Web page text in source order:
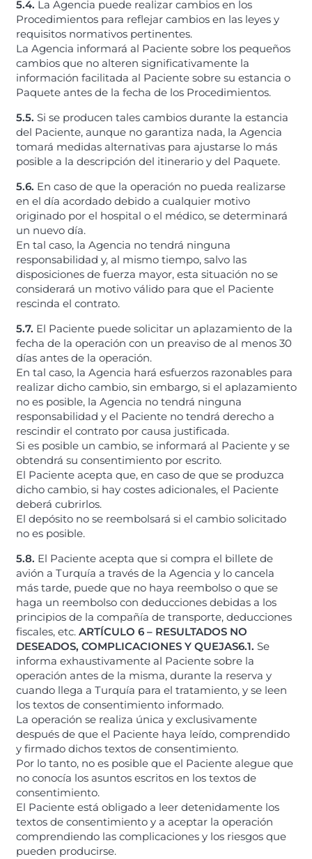
5.4. La Agencia puede realizar cambios en los
Procedimientos para reflejar cambios en las leyes y
requisitos normativos pertinentes.
La Agencia informará al Paciente sobre los pequeños
cambios que no alteren significativamente la
información facilitada al Paciente sobre su estancia o
Paquete antes de la fecha de los Procedimientos.
5.5. Si se producen tales cambios durante la estancia
del Paciente, aunque no garantiza nada, la Agencia
tomará medidas alternativas para ajustarse lo más
posible a la descripción del itinerario y del Paquete.
5.6. En caso de que la operación no pueda realizarse
en el día acordado debido a cualquier motivo
originado por el hospital o el médico, se determinará
un nuevo día.
En tal caso, la Agencia no tendrá ninguna
responsabilidad y, al mismo tiempo, salvo las
disposiciones de fuerza mayor, esta situación no se
considerará un motivo válido para que el Paciente
rescinda el contrato.
5.7. El Paciente puede solicitar un aplazamiento de la
fecha de la operación con un preaviso de al menos 30
días antes de la operación.
En tal caso, la Agencia hará esfuerzos razonables para
realizar dicho cambio, sin embargo, si el aplazamiento
no es posible, la Agencia no tendrá ninguna
responsabilidad y el Paciente no tendrá derecho a
rescindir el contrato por causa justificada.
Si es posible un cambio, se informará al Paciente y se
obtendrá su consentimiento por escrito.
El Paciente acepta que, en caso de que se produzca
dicho cambio, si hay costes adicionales, el Paciente
deberá cubrirlos.
El depósito no se reembolsará si el cambio solicitado
no es posible.
5.8. El Paciente acepta que si compra el billete de
avión a Turquía a través de la Agencia y lo cancela
más tarde, puede que no haya reembolso o que se
haga un reembolso con deducciones debidas a los
principios de la compañía de transporte, deducciones
fiscales, etc.ARTÍCULO 6 – RESULTADOS NO
DESEADOS, COMPLICACIONES Y QUEJAS6.1. Se
informa exhaustivamente al Paciente sobre la
operación antes de la misma, durante la reserva y
cuando llega a Turquía para el tratamiento, y se leen
los textos de consentimiento informado.
La operación se realiza única y exclusivamente
después de que el Paciente haya leído, comprendido
y firmado dichos textos de consentimiento.
Por lo tanto, no es posible que el Paciente alegue que
no conocía los asuntos escritos en los textos de
consentimiento.
El Paciente está obligado a leer detenidamente los
textos de consentimiento y a aceptar la operación
comprendiendo las complicaciones y los riesgos que
pueden producirse.